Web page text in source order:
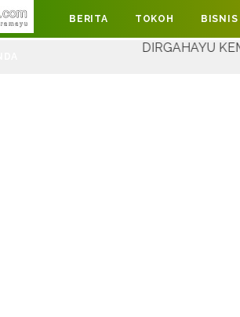
DIRGAHAYU
BERITA TOKOH BISNIS